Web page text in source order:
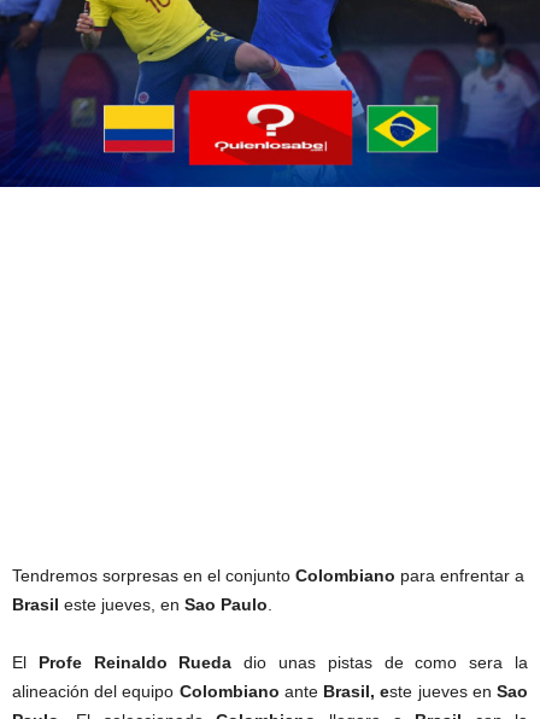
Tendremos sorpresas en el conjunto Colombiano para enfrentar a
Brasil este jueves, en Sao Paulo
El Profe Reinaldo Rueda dio unas pistas de como sera la
alineación del equipo Colombiano ante Brasil, este jueves enSao